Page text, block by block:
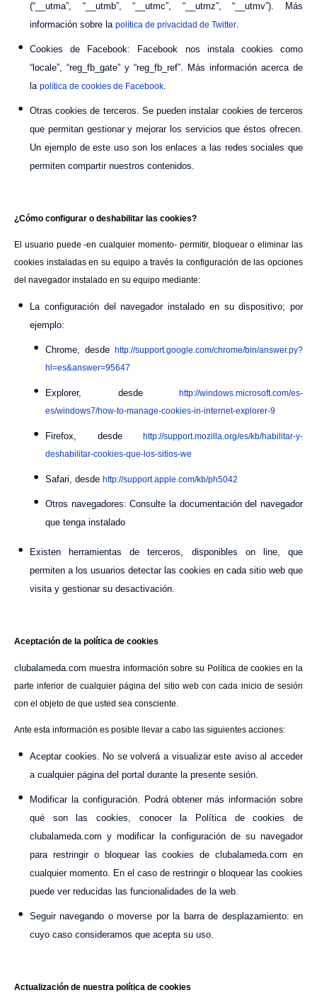
(“__utma”, “__utmb”, “__utmc”, “__utmz”, “__utmv”). Más
información sobre la política de privacidad de Twitter.
Cookies de Facebook: Facebook nos instala cookies como
“locale”, “reg_fb_gate” y “reg_fb_ref”. Más información acerca de
la política de cookies de Facebook.
Otras cookies de terceros. Se pueden instalar cookies de terceros
que permitan gestionar y mejorar los servicios que éstos ofrecen.
Un ejemplo de este uso son los enlaces a las redes sociales que
permiten compartir nuestros contenidos.
¿Cómo configurar o deshabilitar las cookies?
El usuario puede -en cualquier momento- permitir, bloquear o eliminar las
cookies instaladas en su equipo a través la configuración de las opciones
del navegador instalado en su equipo mediante:
La configuración del navegador instalado en su dispositivo; por
ejemplo:
Chrome, desde http://support.google.com/chrome/bin/answer.py?
hl=es&answer=95647
Explorer, desde http://windows.microsoft.com/es-
es/windows7/how-to-manage-cookies-in-internet-explorer-9
Firefox, desde http://support.mozilla.org/es/kb/habilitar-y-
deshabilitar-cookies-que-los-sitios-we
Safari, desde http://support.apple.com/kb/ph5042
Otros navegadores: Consulte la documentación del navegador
que tenga instalado
Existen herramientas de terceros, disponibles on line, que
permiten a los usuarios detectar las cookies en cada sitio web que
visita y gestionar su desactivación.
Aceptación de la política de cookies
clubalameda.com muestra información sobre su Política de cookies en la
parte inferior de cualquier página del sitio web con cada inicio de sesión
con el objeto de que usted sea consciente.
Ante esta información es posible llevar a cabo las siguientes acciones:
Aceptar cookies. No se volverá a visualizar este aviso al acceder
a cualquier página del portal durante la presente sesión.
Modificar la configuración. Podrá obtener más información sobre
qué son las cookies, conocer la Política de cookies de
clubalameda.com y modificar la configuración de su navegador
para restringir o bloquear las cookies de clubalameda.com en
cualquier momento. En el caso de restringir o bloquear las cookies
puede ver reducidas las funcionalidades de la web.
Seguir navegando o moverse por la barra de desplazamiento: en
cuyo caso consideramos que acepta su uso.
Actualización de nuestra política de cookies